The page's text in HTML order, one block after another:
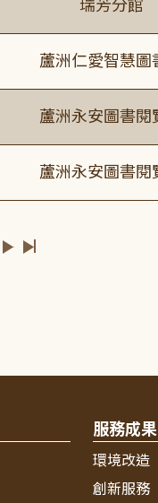
瑞芳分館
蘆洲仁愛智慧圖
蘆洲永安圖書閱
蘆洲永安圖書閱
服務成果
環境改造
創新服務